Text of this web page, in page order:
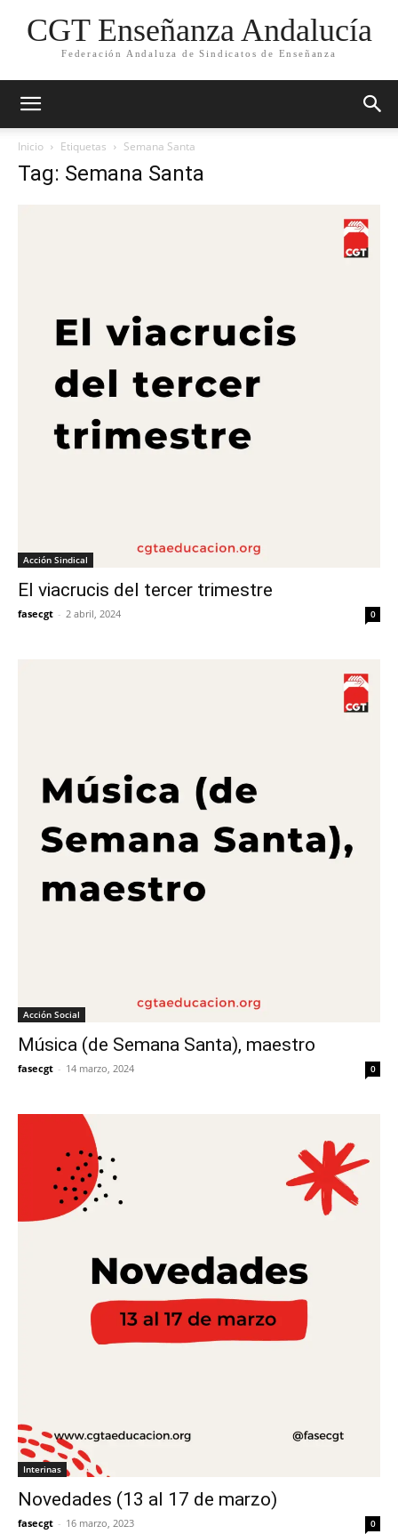
CGT Enseñanza Andalucía
Federación Andaluza de Sindicatos de Enseñanza
Inicio Etiquetas Semana Santa
Tag: Semana Santa
Acción Sindical
El viacrucis del tercer trimestre
fasecgt - 2 abril, 2024 0
Acción Social
Música (de Semana Santa), maestro
fasecgt - 14 marzo, 2024 0
Interinas
Novedades (13 al 17 de marzo)
fasecgt - 16 marzo, 2023 0